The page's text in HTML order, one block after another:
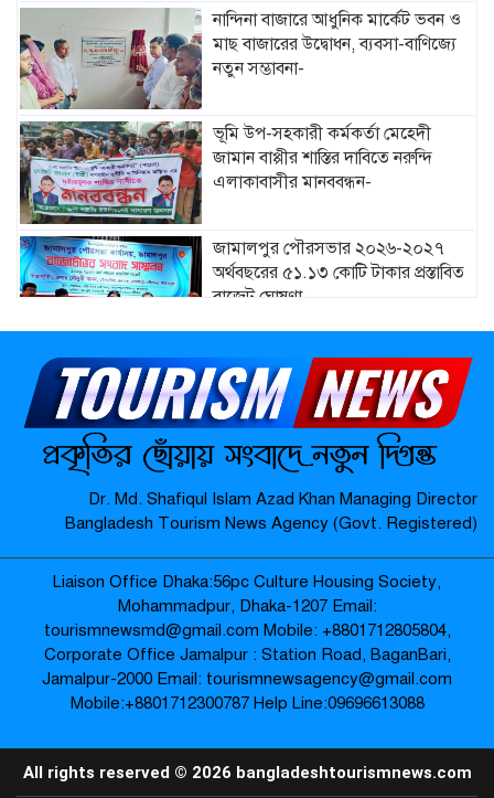
নান্দিনা বাজারে আধুনিক মার্কেট ভবন ও
মাছ বাজারের উদ্বোধন, ব্যবসা-বাণিজ্যে
নতুন সম্ভাবনা-
ভূমি উপ-সহকারী কর্মকর্তা মেহেদী
জামান বাপ্পীর শাস্তির দাবিতে নরুন্দি
এলাকাবাসীর মানববন্ধন-
জামালপুর পৌরসভার ২০২৬-২০২৭
অর্থবছরের ৫১.১৩ কোটি টাকার প্রস্তাবিত
বাজেট ঘোষণা-
মাদারগঞ্জে নারী ও শিশু সুরক্ষা বিষয়ে
সচেতনতামূলক সভা অনুষ্ঠিত-
মাদারগঞ্জে বিএনপির বৃক্ষরোপণ কর্মসূচি
অনুষ্ঠিত-
জামালপুর যৌনপল্লীতে ডিবি পুলিশের
অভিযান: ৬০০ গ্রাম গাঁজা উদ্ধার, নারীসহ
গ্রেপ্তার ৩ –
প্রায় ২৪ ঘণ্টা শূন্যরেখায় থাকার পর উদ্ধার
Dr. Md. Shafiqul Islam Azad Khan Managing Director
Bangladesh Tourism News Agency (Govt. Registered)
Liaison Office Dhaka:56pc Culture Housing Society,
Mohammadpur, Dhaka-1207 Email:
tourismnewsmd@gmail.com Mobile: ‪+8801712805804‬,
Corporate Office Jamalpur : Station Road, BaganBari,
Jamalpur-2000 Email: tourismnewsagency@gmail.com
Mobile:‪+8801712300787‬ Help Line:09696613088
All rights reserved © 2026 bangladeshtourismnews.com